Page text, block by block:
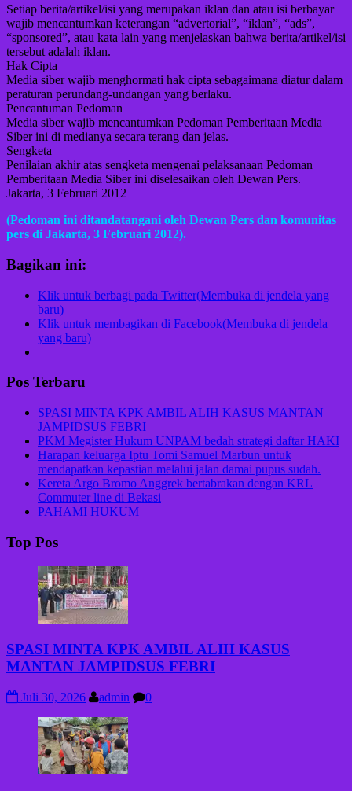
Setiap berita/artikel/isi yang merupakan iklan dan atau isi berbayar
wajib mencantumkan keterangan “advertorial”, “iklan”, “ads”,
“sponsored”, atau kata lain yang menjelaskan bahwa berita/artikel/isi
tersebut adalah iklan.
Hak Cipta
Media siber wajib menghormati hak cipta sebagaimana diatur dalam
peraturan perundang-undangan yang berlaku.
Pencantuman Pedoman
Media siber wajib mencantumkan Pedoman Pemberitaan Media
Siber ini di medianya secara terang dan jelas.
Sengketa
Penilaian akhir atas sengketa mengenai pelaksanaan Pedoman
Pemberitaan Media Siber ini diselesaikan oleh Dewan Pers.
Jakarta, 3 Februari 2012
(Pedoman ini ditandatangani oleh Dewan Pers dan komunitas
pers di Jakarta, 3 Februari 2012).
Bagikan ini:
Klik untuk berbagi pada Twitter(Membuka di jendela yang
baru)
Klik untuk membagikan di Facebook(Membuka di jendela
yang baru)
Pos Terbaru
SPASI MINTA KPK AMBIL ALIH KASUS MANTAN
JAMPIDSUS FEBRI
PKM Megister Hukum UNPAM bedah strategi daftar HAKI
Harapan keluarga Iptu Tomi Samuel Marbun untuk
mendapatkan kepastian melalui jalan damai pupus sudah.
Kereta Argo Bromo Anggrek bertabrakan dengan KRL
Commuter line di Bekasi
PAHAMI HUKUM
Top Pos
SPASI MINTA KPK AMBIL ALIH KASUS
MANTAN JAMPIDSUS FEBRI
Juli 30, 2026 admin 0